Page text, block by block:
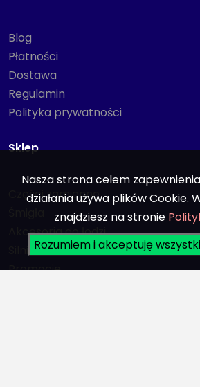
Blog
Płatności
Dostawa
Regulamin
Polityka prywatności
Sklep
Części zamienne
Akcesoria do łodzi
Silniki
Promocje
Nasza strona celem
działania używa plików Cookie.
znajdziesz na stronie
Rozumiem i akceptuję